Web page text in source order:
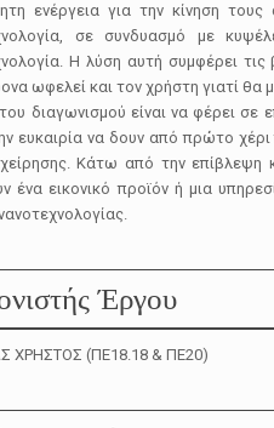
ενέργεια για την κίνηση
σε συνδυασμό με
Η λύση αυτή συμφέρει
ωφελεί και τον χρήστη γιατί θα
διαγωνισμού είναι να φέρει
ευκαιρία να δουν από πρώτο
Κάτω από την επίβλεψη
ένα εικονικό προϊόν ή μια
Έργου
ΧΡΗΣΤΟΣ (ΠΕ18.18 & ΠΕ20)